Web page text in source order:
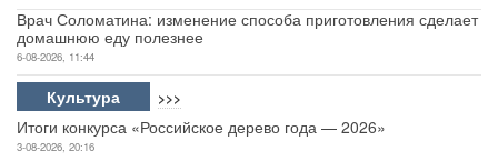
Врач Соломатина: изменение способа приготовления сделает
домашнюю еду полезнее
6-08-2026, 11:44
Культура >>>
Итоги конкурса «Российское дерево года — 2026»
3-08-2026, 20:16